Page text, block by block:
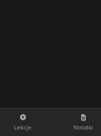
Lekcje Notatki